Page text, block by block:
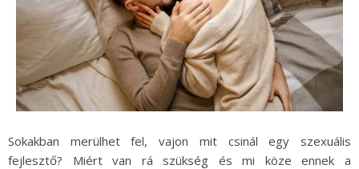
Sokakban merülhet fel, vajon mit csinál egy szexuális
fejlesztő? Miért van rá szükség és mi köze ennek a